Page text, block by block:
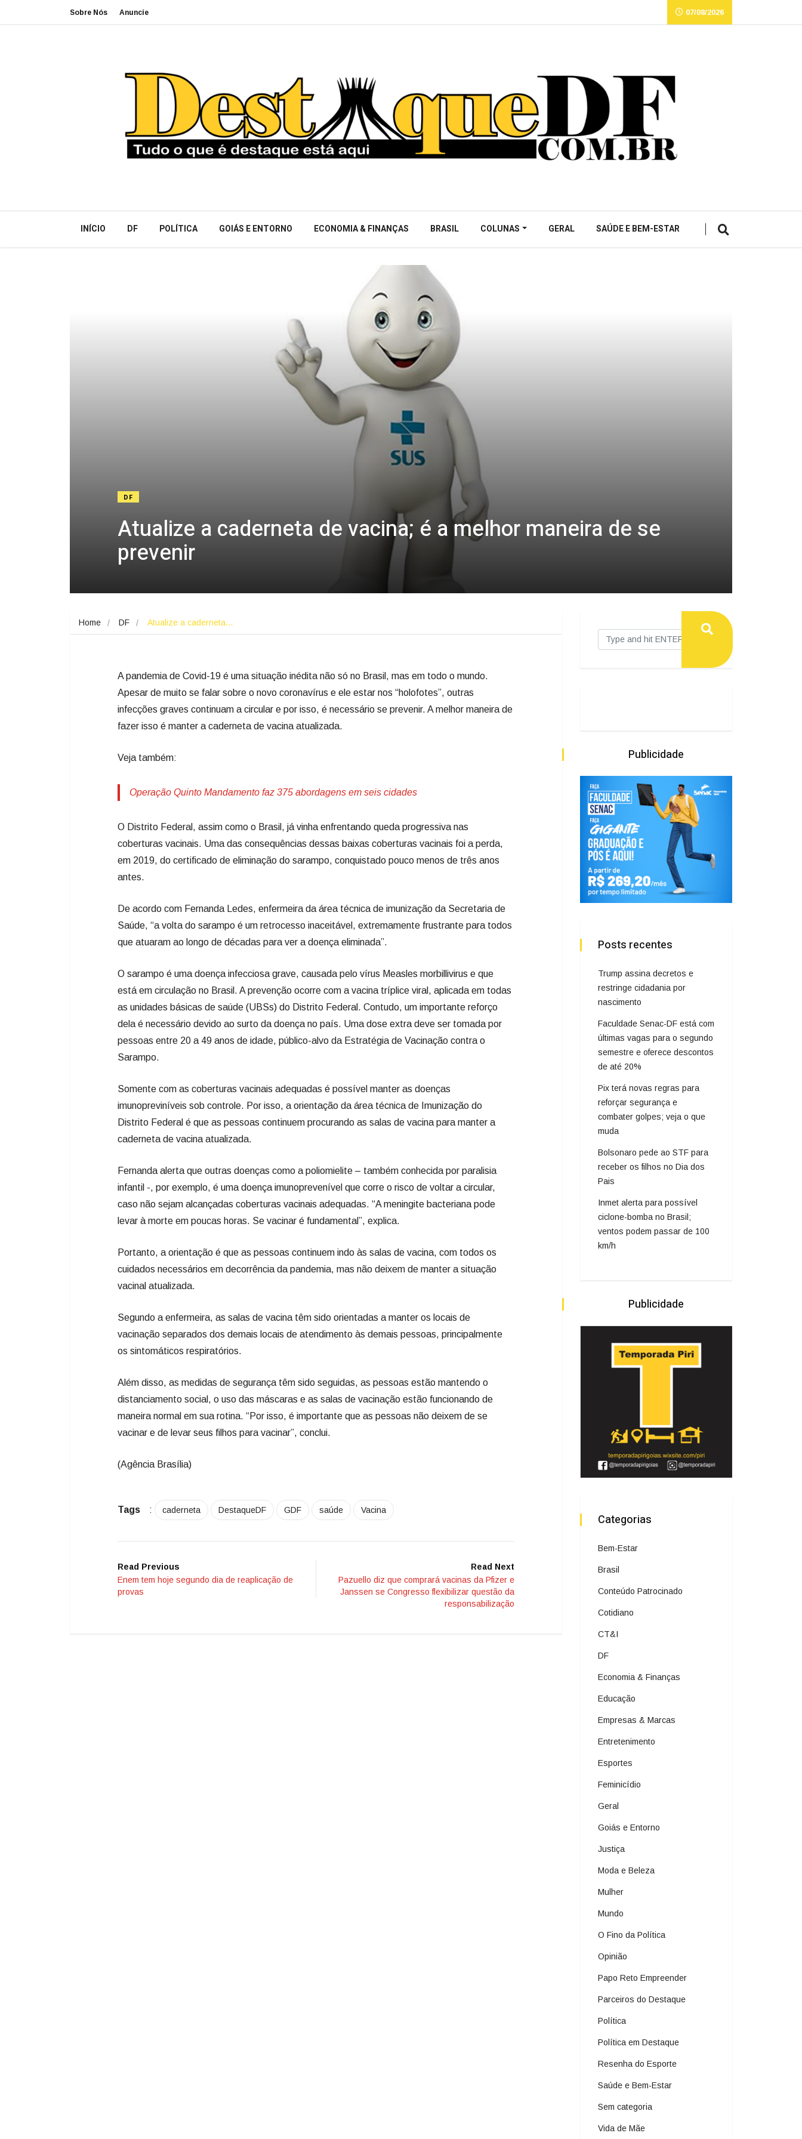
Sobre Nós Anuncie 07/08/2026
INÍCIO DF POLÍTICA GOIÁS E ENTORNO ECONOMIA & FINANÇAS BRASIL COLUNAS GERAL SAÚDE E BEM-ESTAR
DF
Atualize a caderneta de vacina; é a melhor maneira de se
prevenir
Home DF Atualize a caderneta…
A pandemia de Covid-19 é uma situação inédita não só no Brasil, mas em todo o mundo.
Apesar de muito se falar sobre o novo coronavírus e ele estar nos “holofotes”, outras
infecções graves continuam a circular e por isso, é necessário se prevenir. A melhor maneira de
fazer isso é manter a caderneta de vacina atualizada.
Veja também:
Operação Quinto Mandamento faz 375 abordagens em seis cidades
O Distrito Federal, assim como o Brasil, já vinha enfrentando queda progressiva nas
coberturas vacinais. Uma das consequências dessas baixas coberturas vacinais foi a perda,
em 2019, do certificado de eliminação do sarampo, conquistado pouco menos de três anos
antes.
De acordo com Fernanda Ledes, enfermeira da área técnica de imunização da Secretaria de
Saúde, “a volta do sarampo é um retrocesso inaceitável, extremamente frustrante para todos
que atuaram ao longo de décadas para ver a doença eliminada”.
O sarampo é uma doença infecciosa grave, causada pelo vírus Measles morbillivirus e que
está em circulação no Brasil. A prevenção ocorre com a vacina tríplice viral, aplicada em todas
as unidades básicas de saúde (UBSs) do Distrito Federal. Contudo, um importante reforço
dela é necessário devido ao surto da doença no país. Uma dose extra deve ser tomada por
pessoas entre 20 a 49 anos de idade, público-alvo da Estratégia de Vacinação contra o
Sarampo.
Somente com as coberturas vacinais adequadas é possível manter as doenças
imunopreviníveis sob controle. Por isso, a orientação da área técnica de Imunização do
Distrito Federal é que as pessoas continuem procurando as salas de vacina para manter a
caderneta de vacina atualizada.
Fernanda alerta que outras doenças como a poliomielite – também conhecida por paralisia
infantil -, por exemplo, é uma doença imunoprevenível que corre o risco de voltar a circular,
caso não sejam alcançadas coberturas vacinais adequadas. “A meningite bacteriana pode
levar à morte em poucas horas. Se vacinar é fundamental”, explica.
Portanto, a orientação é que as pessoas continuem indo às salas de vacina, com todos os
cuidados necessários em decorrência da pandemia, mas não deixem de manter a situação
vacinal atualizada.
Segundo a enfermeira, as salas de vacina têm sido orientadas a manter os locais de
vacinação separados dos demais locais de atendimento às demais pessoas, principalmente
os sintomáticos respiratórios.
Além disso, as medidas de segurança têm sido seguidas, as pessoas estão mantendo o
distanciamento social, o uso das máscaras e as salas de vacinação estão funcionando de
maneira normal em sua rotina. “Por isso, é importante que as pessoas não deixem de se
vacinar e de levar seus filhos para vacinar”, conclui.
(Agência Brasília)
Tags : caderneta DestaqueDF GDF saúde Vacina
Read Previous
Enem tem hoje segundo dia de reaplicação de
provas
Read Next
Pazuello diz que comprará vacinas da Pfizer e
Janssen se Congresso flexibilizar questão da
responsabilização
Publicidade
Posts recentes
Trump assina decretos e
restringe cidadania por
nascimento
Faculdade Senac-DF está com
últimas vagas para o segundo
semestre e oferece descontos
de até 20%
Pix terá novas regras para
reforçar segurança e
combater golpes; veja o que
muda
Bolsonaro pede ao STF para
receber os filhos no Dia dos
Pais
Inmet alerta para possível
ciclone-bomba no Brasil;
ventos podem passar de 100
km/h
Publicidade
Categorias
Bem-Estar
Brasil
Conteúdo Patrocinado
Cotidiano
CT&I
DF
Economia & Finanças
Educação
Empresas & Marcas
Entretenimento
Esportes
Feminicídio
Geral
Goiás e Entorno
Justiça
Moda e Beleza
Mulher
Mundo
O Fino da Política
Opinião
Papo Reto Empreender
Parceiros do Destaque
Política
Política em Destaque
Resenha do Esporte
Saúde e Bem-Estar
Sem categoria
Vida de Mãe